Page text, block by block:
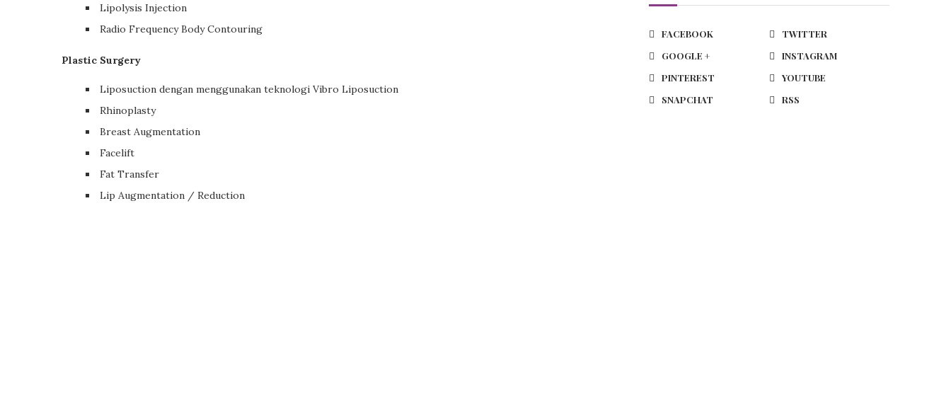
Lipolysis Injection
Radio Frequency Body Contouring
Plastic Surgery
Liposuction dengan menggunakan teknologi Vibro Liposuction
Rhinoplasty
Breast Augmentation
Facelift
Fat Transfer
Lip Augmentation / Reduction
FACEBOOK
TWITTER
GOOGLE +
INSTAGRAM
PINTEREST
YOUTUBE
SNAPCHAT
RSS